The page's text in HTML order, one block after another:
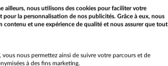
ailleurs, nous utilisons des cookies pour faciliter votre
pour la personnalisation de nos publicités. Grâce à eux, nous
contenu et une expérience de qualité et nous assurer que tout
vous nous permettez ainsi de suivre votre parcours et de
à des fins marketing.